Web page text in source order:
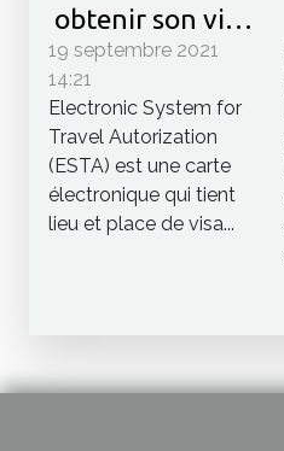
obtenir son visa
ESTA USA ?
19 septembre 2021
14:21
Electronic System for
Travel Autorization
(ESTA) est une carte
électronique qui tient
lieu et place de visa...